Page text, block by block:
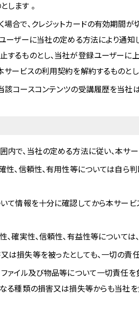
します 。
合で、クレジットカードの有効期間
ーザーに当社の定める方法により通
るものとし、当社が登録ユーザーに
ービスの利用契約を解約するものとし
コースコンテンツの受講履歴を当社は
で、当社の定める方法に従い、本サー
、信頼性、有用性等については自ら
て情報を十分に確認してから本サービ
確実性、信頼性、有益性等については
損失等を被ったとしても、一切の責
イル及び物品等について一切責任を
る種類の損害又は損失等からも当社